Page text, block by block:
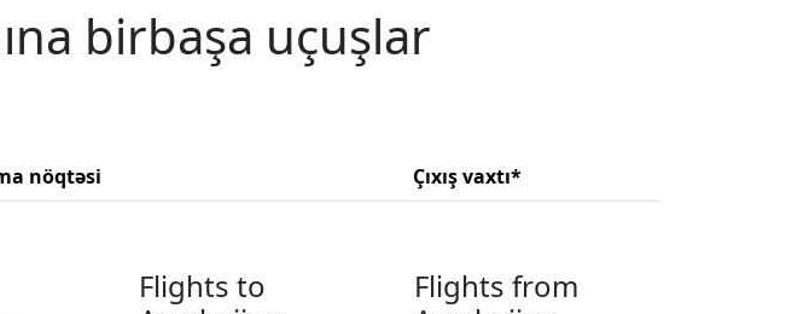
birbaşa uçuşlar
nöqtəsi Çıxış vaxtı*
Flights to
Flights from